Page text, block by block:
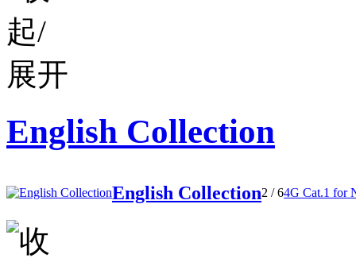
English Collection
English Collection2 / 64G Cat.1 for